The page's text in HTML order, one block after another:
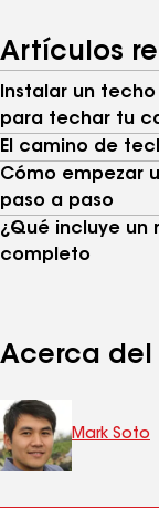
Artículos
Instalar un
para techar tu
El camino de
Cómo empezar
paso a paso
¿Qué incluye un
completo
Acerca del
Mark Soto